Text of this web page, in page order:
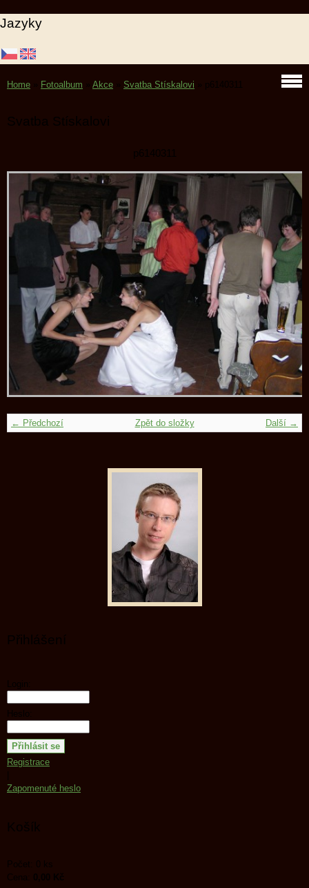
Jazyky
Home Fotoalbum Akce Svatba Stískalovi p6140311
Svatba Stískalovi
p6140311
← Předchozí Další →
Zpět do složky
Přihlášení
Login:
Heslo:
Registrace
Zapomenuté heslo
Košík
Počet: 0 ks
Cena:
0,00 Kč